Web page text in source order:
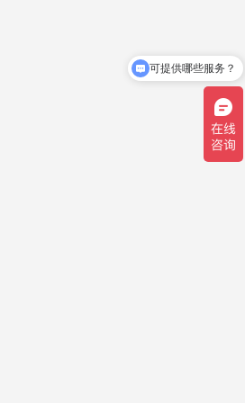
可提供哪些服务？